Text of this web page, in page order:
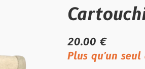
Cartouchière
Plus qu'un seul article